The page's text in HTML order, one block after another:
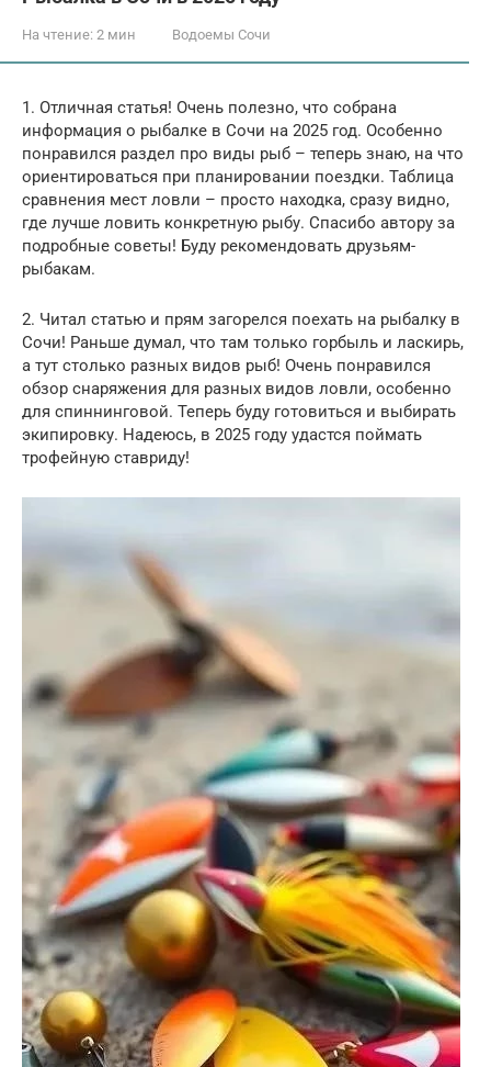
На чтение: 2 мин Водоемы Сочи
1. Отличная статья! Очень полезно, что собрана
информация о рыбалке в Сочи на 2025 год. Особенно
понравился раздел про виды рыб – теперь знаю, на что
ориентироваться при планировании поездки. Таблица
сравнения мест ловли – просто находка, сразу видно,
где лучше ловить конкретную рыбу. Спасибо автору за
подробные советы! Буду рекомендовать друзьям-
рыбакам.
2. Читал статью и прям загорелся поехать на рыбалку в
Сочи! Раньше думал, что там только горбыль и ласкирь,
а тут столько разных видов рыб! Очень понравился
обзор снаряжения для разных видов ловли, особенно
для спиннинговой. Теперь буду готовиться и выбирать
экипировку. Надеюсь, в 2025 году удастся поймать
трофейную ставриду!